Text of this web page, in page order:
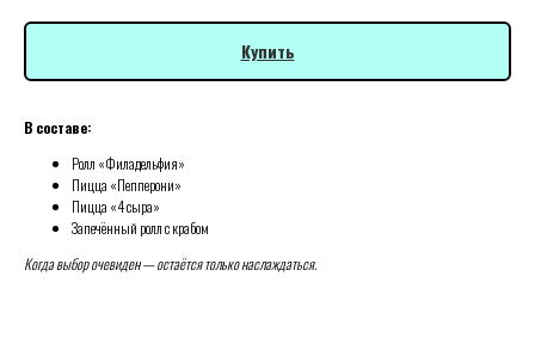
Купить
В составе:
Ролл «Филадельфия»
Пицца «Пепперони»
Пицца «4 сыра»
Запечённый ролл с крабом
Когда выбор очевиден — остаётся только наслаждаться.